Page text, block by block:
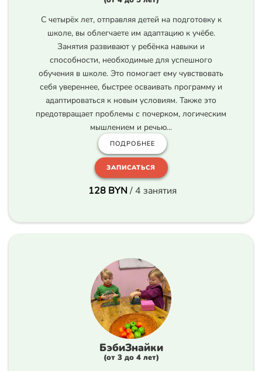
С четырёх лет, отправляя детей на подготовку к
школе, вы облегчаете им адаптацию к учёбе.
Занятия развивают у ребёнка навыки и
способности, необходимые для успешного
обучения в школе. Это помогает ему чувствовать
себя увереннее, быстрее осваивать программу и
адаптироваться к новым условиям. Также это
предотвращает проблемы с почерком, логическим
мышлением и речью...
ПОДРОБНЕЕ
ЗАПИСАТЬСЯ
128 BYN/ 4 занятия
БэбиЗнайки
(от 3 до 4 лет)